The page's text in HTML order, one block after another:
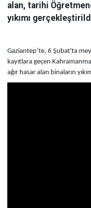
alan, tarihi
yıkımı
Gaziantep’te, 6 Şubat'ta
kayıtlara geçen
ağır hasar alan binaların